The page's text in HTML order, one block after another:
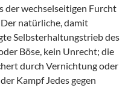
der wechselseitigen Furcht
natürliche, damit
Selbsterhaltungstrieb des
Böse, kein Unrecht; die
durch Vernichtung oder
Kampf Jedes gegen